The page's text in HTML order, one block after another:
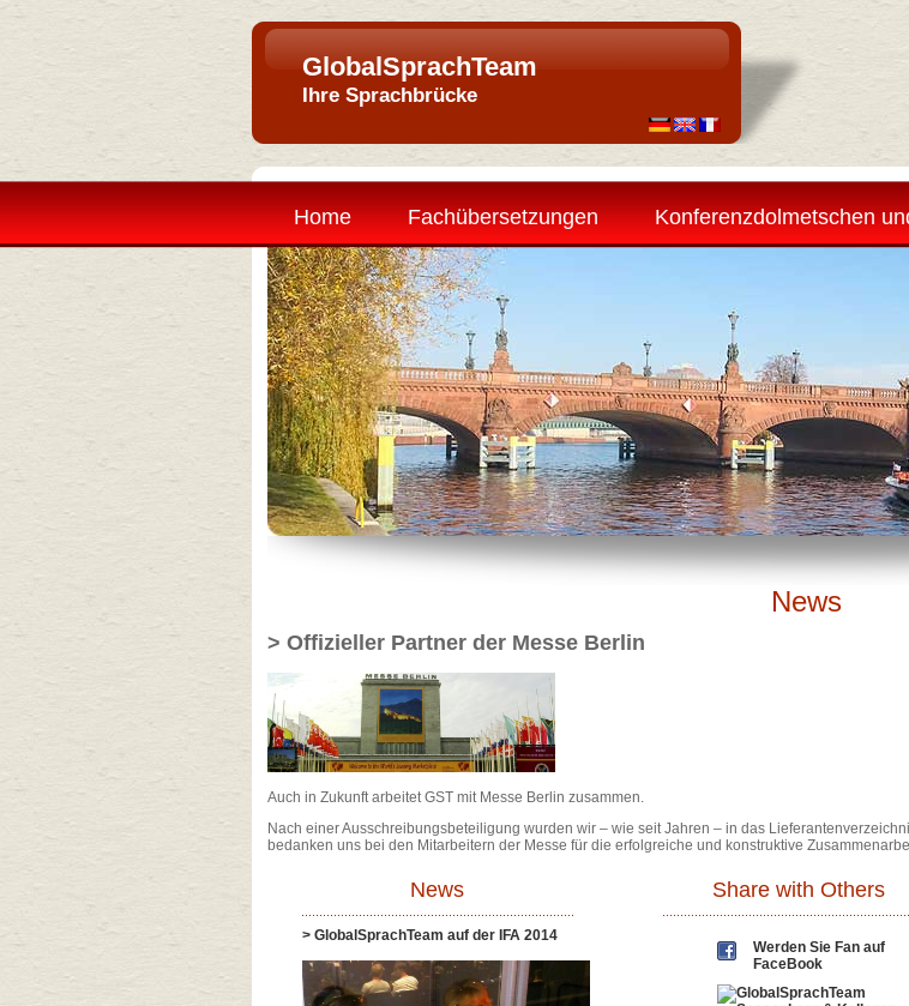
GlobalSprachTeam
Ihre Sprachbrücke
Home Fachübersetzungen Konferenzdolmetschen
News
> Offizieller Partner der Messe Berlin
Auch in Zukunft arbeitet GST mit Messe Berlin zusammen.
Nach einer Ausschreibungsbeteiligung wurden wir – wie seit Jahren – in das
bedanken uns bei den Mitarbeitern der Messe für die erfolgreiche und konstruktive
News
> GlobalSprachTeam auf der IFA 2014
Share with Others
Werden Sie Fan auf
FaceBook